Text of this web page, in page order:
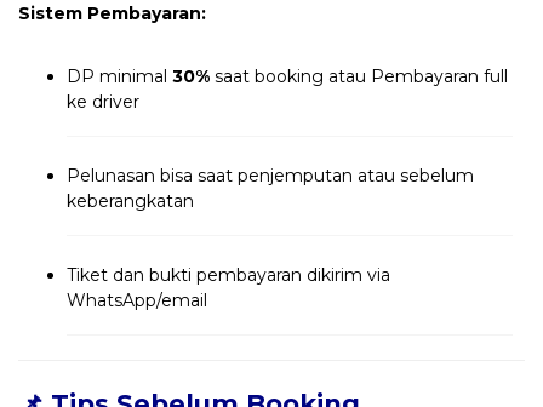
Sistem Pembayaran:
DP minimal 30% saat booking atau Pembayaran full
ke driver
Pelunasan bisa saat penjemputan atau sebelum
keberangkatan
Tiket dan bukti pembayaran dikirim via
WhatsApp/email